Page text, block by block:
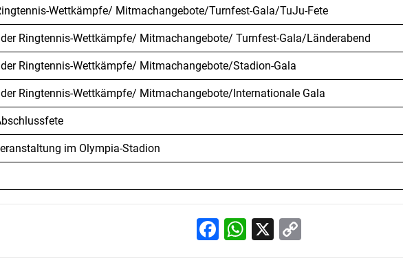
Wettkämpfe/ Mitmachangebote/Turnfest-Gala/TuJu-Fete
Ringtennis-Wettkämpfe/ Mitmachangebote/ Turnfest-Gala/Länderabend
Ringtennis-Wettkämpfe/ Mitmachangebote/Stadion-Gala
Ringtennis-Wettkämpfe/ Mitmachangebote/Internationale Gala
im Olympia-Stadion
Facebook
WhatsApp
X
Link